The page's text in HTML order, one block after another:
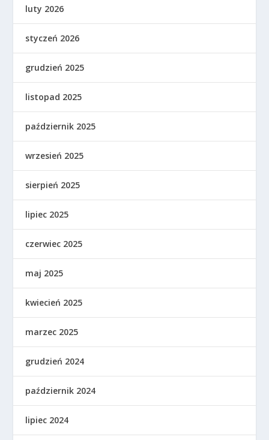
luty 2026
styczeń 2026
grudzień 2025
listopad 2025
październik 2025
wrzesień 2025
sierpień 2025
lipiec 2025
czerwiec 2025
maj 2025
kwiecień 2025
marzec 2025
grudzień 2024
październik 2024
lipiec 2024